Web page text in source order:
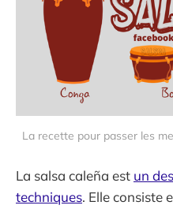
La recette pour passer les
La salsa caleña est un
techniques. Elle consiste